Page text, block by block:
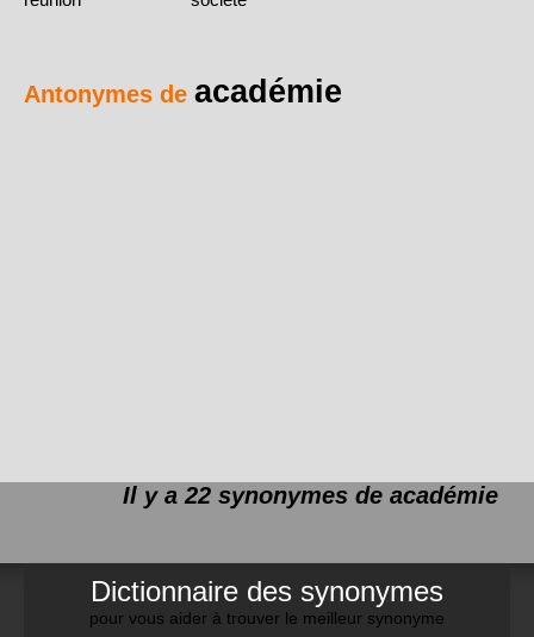
Antonymes de académie
Il y a 22 synonymes de académie
Dictionnaire des synonymes
pour vous aider à trouver le meilleur synonyme